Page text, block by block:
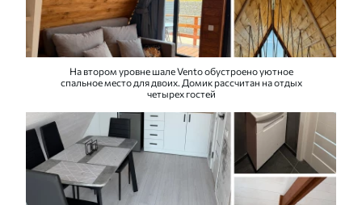
На втором уровне шале Vento обустроено уютное
спальное место для двоих. Домик рассчитан на отдых
четырех гостей